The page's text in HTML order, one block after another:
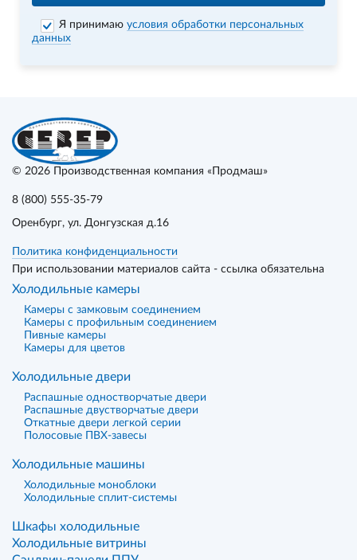
Я принимаюусловия обработки персональных
данных
© 2026 Производственная компания «Продмаш»
8 (800) 555-35-79
Оренбург, ул. Донгузская д.16
Политика конфиденциальности
При использовании материалов сайта - ссылка обязательна
Холодильные камеры
Камеры с замковым соединением
Камеры с профильным соединением
Пивные камеры
Камеры для цветов
Холодильные двери
Распашные одностворчатые двери
Распашные двустворчатые двери
Откатные двери легкой серии
Полосовые ПВХ-завесы
Холодильные машины
Холодильные моноблоки
Холодильные сплит-системы
Шкафы холодильные
Холодильные витрины